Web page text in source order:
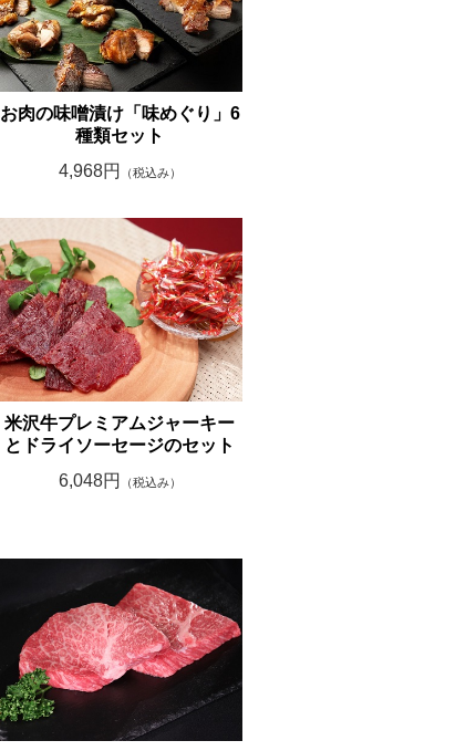
お肉の味噌漬け「味めぐり」6
種類セット
4,968円
（税込み）
米沢牛プレミアムジャーキー
とドライソーセージのセット
6,048円
（税込み）